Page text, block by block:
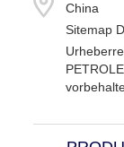
China
Sitemap